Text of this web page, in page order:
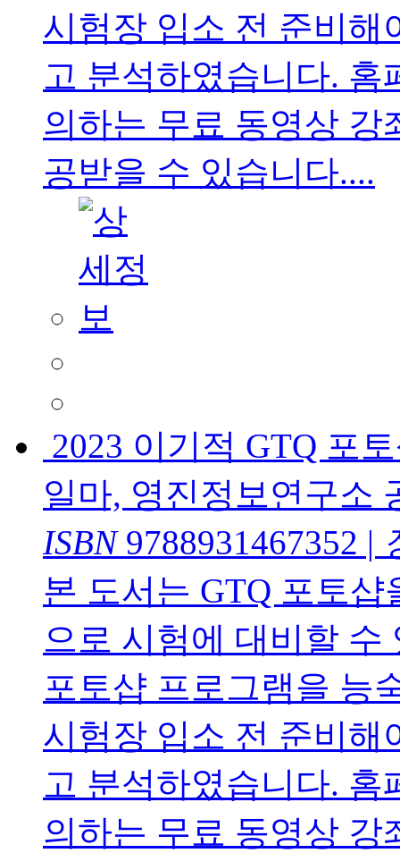
시험장 입소 전 준비해
고 분석하였습니다. 홈
의하는 무료 동영상 강
공받을 수 있습니다....
2023 이기적 GTQ 포
일마, 영진정보연구소
ISBN9788931467352 |
본 도서는 GTQ 포토
으로 시험에 대비할 수
포토샵 프로그램을 능
시험장 입소 전 준비해
고 분석하였습니다. 홈
의하는 무료 동영상 강